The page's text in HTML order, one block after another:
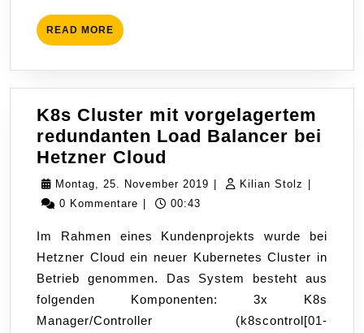
READ MORE READ
MORE
K8s Cluster mit vorgelagertem
redundanten Load Balancer bei
Hetzner Cloud
Cluster
mit
redundanten
Load
Balancer
bei
Montag, 25. November 2019 Montag,
2019
Kilian Stolz Kilian
0 Kommentare
00:43
Im Rahmen eines Kundenprojekts wurde bei
Hetzner Cloud ein neuer Kubernetes Cluster in
Betrieb genommen. Das System besteht aus
folgenden Komponenten: 3x K8s
Manager/Controller (k8scontrol[01-